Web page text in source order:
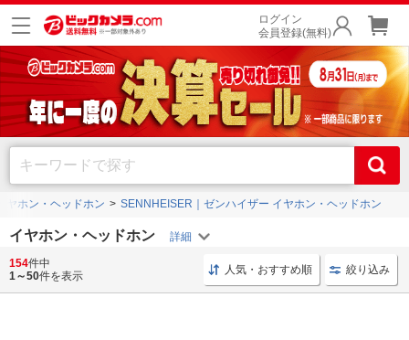
ログイン
会員登録(無料)
ヤホン・ヘッドホン SENNHEISER｜ゼンハイザー イヤホン・ヘッドホン
イヤホン・ヘッドホン
リケーブル 1.2m イヤーピース シリコン イヤーピ
154件中
1～50件を表示 人気・おすすめ順 絞り込み